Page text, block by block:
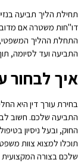
תחילת הליך תביעה
דו"חות משטרה אם
התחלת ההליך
התביעה ועד לסיומה,
איך לבחור
בחירת עורך דין היא
התביעה שלכם. חשוב
החוק, ובעל ניסיון
תוכלו למצוא צוות
שלכם בצורה המקצועית